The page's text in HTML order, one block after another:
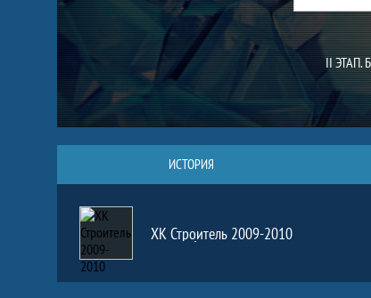
II ЭТАП.
ИСТОРИЯ
ХК Строитель 2009-2010